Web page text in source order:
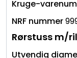
Rørstuss m/